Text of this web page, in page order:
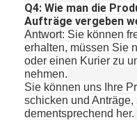
Q4: Wie man die
Aufträge vergeben
Antwort: Sie können
erhalten, müssen Sie
oder einen Kurier zu
nehmen.
Sie können uns Ihre
schicken und
dementsprechend her.